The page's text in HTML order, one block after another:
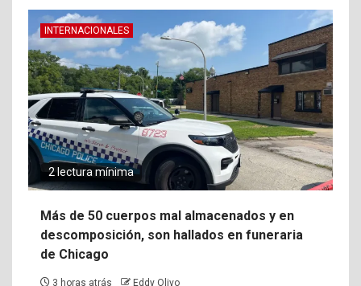
INTERNACIONALES
2 lectura mínima
Más de 50 cuerpos mal almacenados y en
descomposición, son hallados en funeraria
de Chicago
3 horas atrás Eddy Olivo